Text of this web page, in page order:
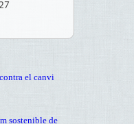
el canvi
sostenible de